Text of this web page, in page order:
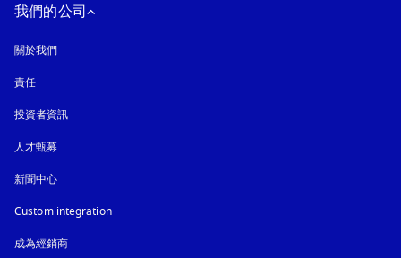
我們的公司
關於我們
責任
投資者資訊
人才甄募
新聞中心
Custom integration
成為經銷商